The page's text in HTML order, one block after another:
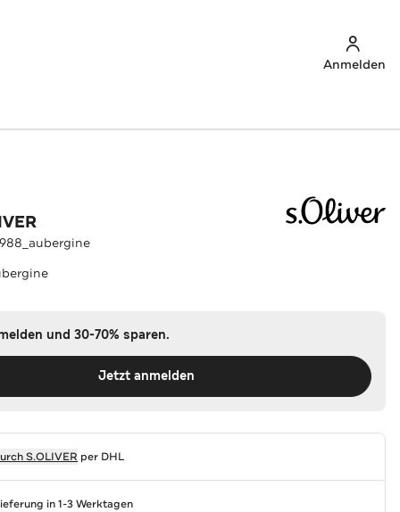
Anmelden
und 30-70% sparen.
Jetzt anmelden
S.OLIVER per DHL
in 1-3 Werktagen